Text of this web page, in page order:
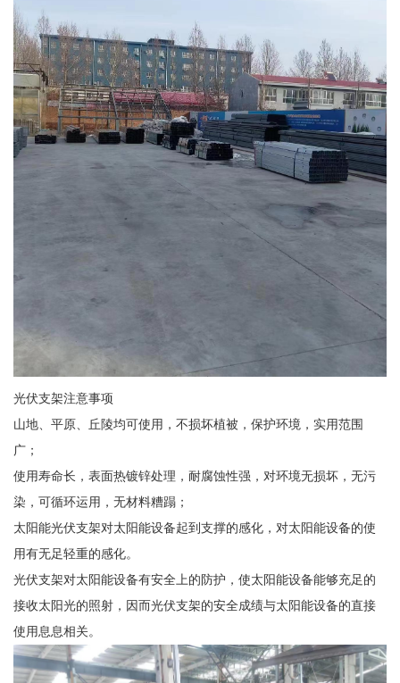
光伏支架注意事项
山地、平原、丘陵均可使用，不损坏植被，保护环境，实用范围
广；
使用寿命长，表面热镀锌处理，耐腐蚀性强，对环境无损坏，无污
染，可循环运用，无材料糟蹋；
太阳能光伏支架对太阳能设备起到支撑的感化，对太阳能设备的使
用有无足轻重的感化。
光伏支架对太阳能设备有安全上的防护，使太阳能设备能够充足的
接收太阳光的照射，因而光伏支架的安全成绩与太阳能设备的直接
使用息息相关。